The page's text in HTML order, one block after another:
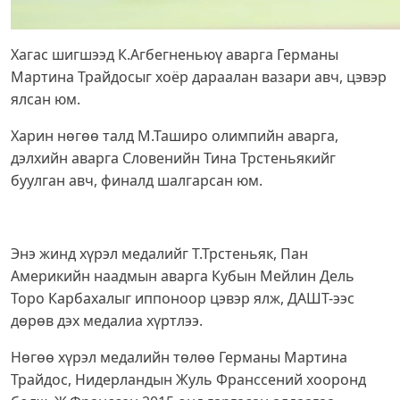
Хагас шигшээд К.Агбегненьюү аварга Германы
Мартина Трайдосыг хоёр дараалан вазари авч, цэвэр
ялсан юм.
Харин нөгөө талд М.Таширо олимпийн аварга,
дэлхийн аварга Словенийн Тина Трстеньякийг
буулган авч, финалд шалгарсан юм.
Энэ жинд хүрэл медалийг Т.Трстеньяк, Пан
Америкийн наадмын аварга Кубын Мейлин Дель
Торо Карбахалыг иппоноор цэвэр ялж, ДАШТ-ээс
дөрөв дэх медалиа хүртлээ.
Нөгөө хүрэл медалийн төлөө Германы Мартина
Трайдос, Нидерландын Жуль Франссений хооронд